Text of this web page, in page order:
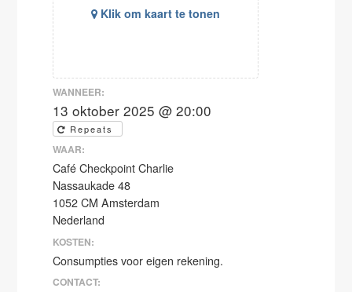
Klik om kaart te tonen
WANNEER:
13 oktober 2025 @ 20:00
Repeats
WAAR:
Café Checkpoint Charlie
Nassaukade 48
1052 CM Amsterdam
Nederland
KOSTEN:
Consumpties voor eigen rekening.
CONTACT: